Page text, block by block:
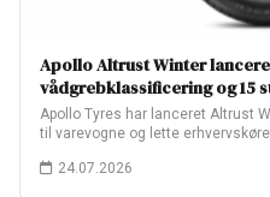
Apollo Altrust Winter
vådgrebklassificering og 15
Apollo Tyres har lanceret Altrust
til varevogne og lette
24.07.2026